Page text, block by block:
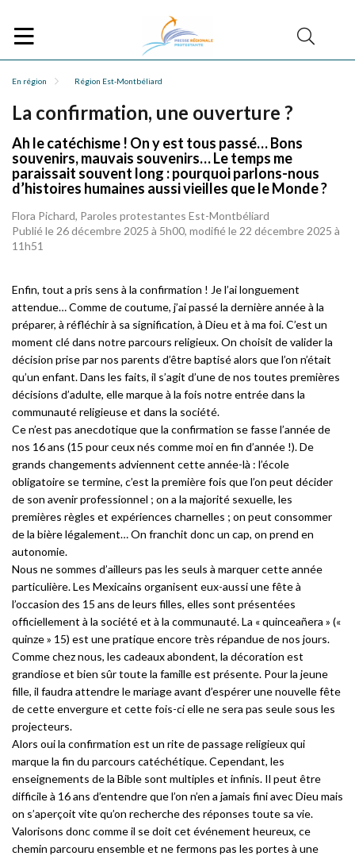
En région Région Est-Montbéliard
La confirmation, une ouverture ?
Ah le catéchisme ! On y est tous passé… Bons
souvenirs, mauvais souvenirs… Le temps me
paraissait souvent long : pourquoi parlons-nous
d’histoires humaines aussi vieilles que le Monde ?
Flora Pichard, Paroles protestantes Est-Montbéliard
Publié le 26 décembre 2025 à 5h00, modifié le 22 décembre 2025 à
11h51
Enfin, tout a pris sens à la confirmation ! Je l’ai longuement
attendue… Comme de coutume, j’ai passé la dernière année à la
préparer, à réfléchir à sa signification, à Dieu et à ma foi. C’est un
moment clé dans notre parcours religieux. On choisit de valider la
décision prise par nos parents d’être baptisé alors que l’on n’était
qu’un enfant. Dans les faits, il s’agit d’une de nos toutes premières
décisions d’adulte, elle marque à la fois notre entrée dans la
communauté religieuse et dans la société.
Ce n’est pas anecdotique que la confirmation se fasse l’année de
nos 16 ans (15 pour ceux nés comme moi en fin d’année !). De
grands changements adviennent cette année-là : l’école
obligatoire se termine, c’est la première fois que l’on peut décider
de son avenir professionnel ; on a la majorité sexuelle, les
premières règles et expériences charnelles ; on peut consommer
de la bière légalement… On franchit donc un cap, on prend en
autonomie.
Nous ne sommes d’ailleurs pas les seuls à marquer cette année
particulière. Les Mexicains organisent eux-aussi une fête à
l’occasion des 15 ans de leurs filles, elles sont présentées
officiellement à la société et à la communauté. La « quinceañera » («
quinze » 15) est une pratique encore très répandue de nos jours.
Comme chez nous, les cadeaux abondent, la décoration est
grandiose et bien sûr toute la famille est présente. Pour la jeune
fille, il faudra attendre le mariage avant d’espérer une nouvelle fête
de cette envergure et cette fois-ci elle ne sera pas seule sous les
projecteurs.
Alors oui la confirmation est un rite de passage religieux qui
marque la fin du parcours catéchétique. Cependant, les
enseignements de la Bible sont multiples et infinis. Il peut être
difficile à 16 ans d’entendre que l’on n’en a jamais fini avec Dieu mais
on s’aperçoit vite qu’on recherche des réponses toute sa vie.
Valorisons donc comme il se doit cet événement heureux, ce
chemin parcouru ensemble et ne fermons pas les portes à une